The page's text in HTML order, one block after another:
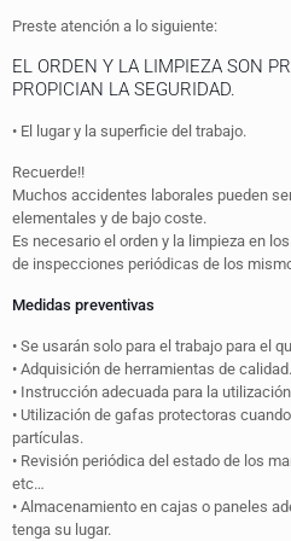
Preste atención a lo siguiente:
EL ORDEN Y LA LIMPIEZA SON
PROPICIAN LA SEGURIDAD.
• El lugar y la superficie del trabajo.
Recuerde!!
Muchos accidentes laborales pueden
elementales y de bajo coste.
Es necesario el orden y la limpieza en
de inspecciones periódicas de los
Medidas preventivas
• Se usarán solo para el trabajo para el
• Adquisición de herramientas de calidad.
• Instrucción adecuada para la
• Utilización de gafas protectoras
partículas.
• Revisión periódica del estado de los
etc…
• Almacenamiento en cajas o paneles
tenga su lugar.